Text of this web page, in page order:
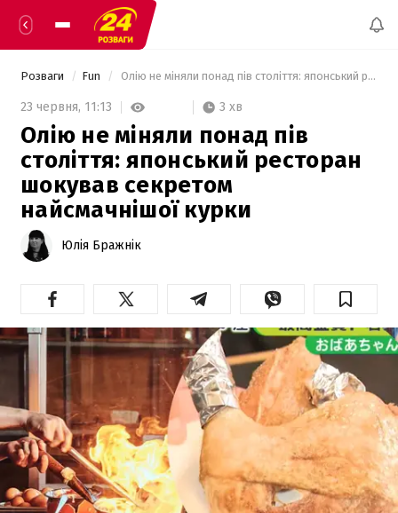
Розваги Fun Олію не міняли понад пів століття: японський ресторан шокував секретом найсмачнішої курки
23 червня, 11:13 3 хв
Олію не міняли понад пів
століття: японський ресторан
шокував секретом
найсмачнішої курки
Юлія Бражнік